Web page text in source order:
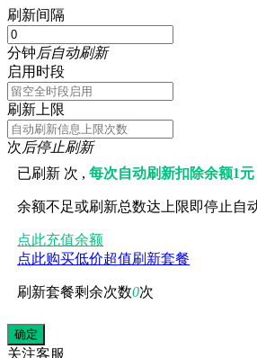
刷新间隔
分钟后自动刷新
启用时段
刷新上限
次后停止刷新
已刷新 次 ,每次自动刷新扣除余额1元
余额不足或刷新总数达上限即停止自
点此充值余额
点此购买低价超值刷新套餐
刷新套餐剩余次数0次
关注客服